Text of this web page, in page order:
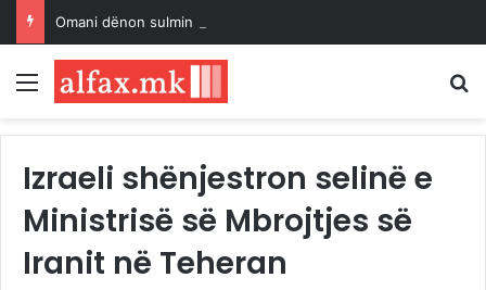
Menu
Izraeli shënjestron selinë e
Ministrisë së Mbrojtjes së
Iranit në Teheran